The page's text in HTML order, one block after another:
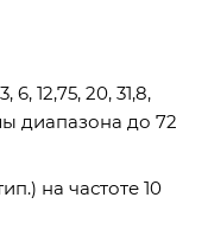
12,75, 20, 31,8,
диапазона до 72
на частоте 10